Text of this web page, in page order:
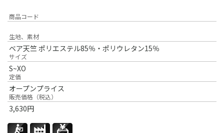
商品コード
生地、素材
ベア天竺 ポリエステル85％・ポリウレタン15％
サイズ
S~XO
定価
オープンプライス
販売価格（税込）
3,630円